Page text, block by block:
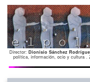
Director: Dionisio Sánchez
política, información, ocio y cultura .